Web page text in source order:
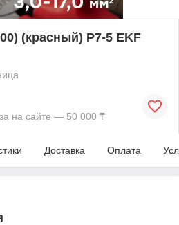
(красный) P7-5 EKF
на сайте — 50 000 ₸
Доставка Оплата